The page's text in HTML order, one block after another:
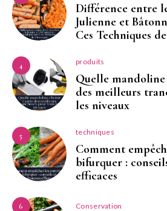
Différence entre
Julienne et
Ces Techniques
4 produits
Quelle
des meilleurs
les niveaux
5 techniques
Comment
bifurquer :
efficaces
6 Conservation